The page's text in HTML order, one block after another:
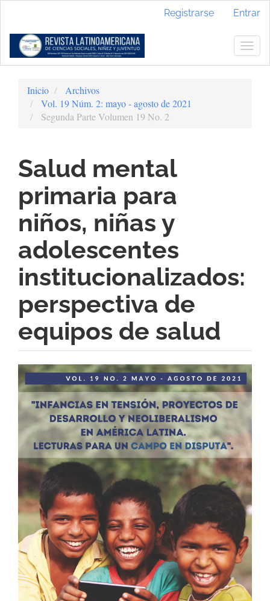
Contenido
principal
Barra
Registrarse Entrar
Inicio
Archivos
Vol. 19 Núm. 2: mayo - agosto de 2021
Segunda Parte Volumen 19 No. 2
Salud mental
primaria para
niños, niñas y
adolescentes
institucionalizados:
perspectiva de
equipos de salud
Barra
lateral
del
artículo